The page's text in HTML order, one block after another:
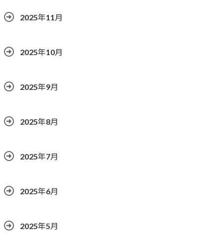
2025年11月
2025年10月
2025年9月
2025年8月
2025年7月
2025年6月
2025年5月